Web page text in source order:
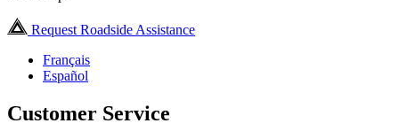
Request Roadside Assistance
Français
Español
Customer Service